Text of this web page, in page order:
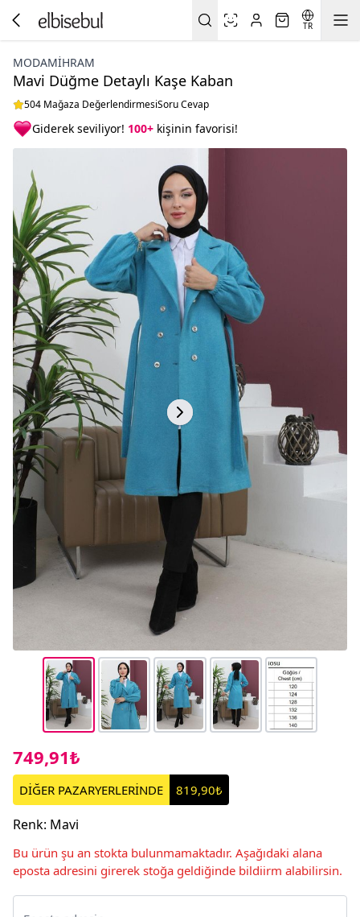
TR
MODAMIHRAM
Mavi Düğme Detaylı Kaşe Kaban
504 Mağaza DeğerlendirmesiSoru Cevap
Giderek seviliyor! 100+ kişinin favorisi!
749,91₺
DİĞER PAZARYERLERİNDE 819,90₺
Renk: Mavi
Bu ürün şu an stokta bulunmamaktadır. Aşağıdaki alana
eposta adresini girerek stoğa geldiğinde bildiirm alabilirsin.